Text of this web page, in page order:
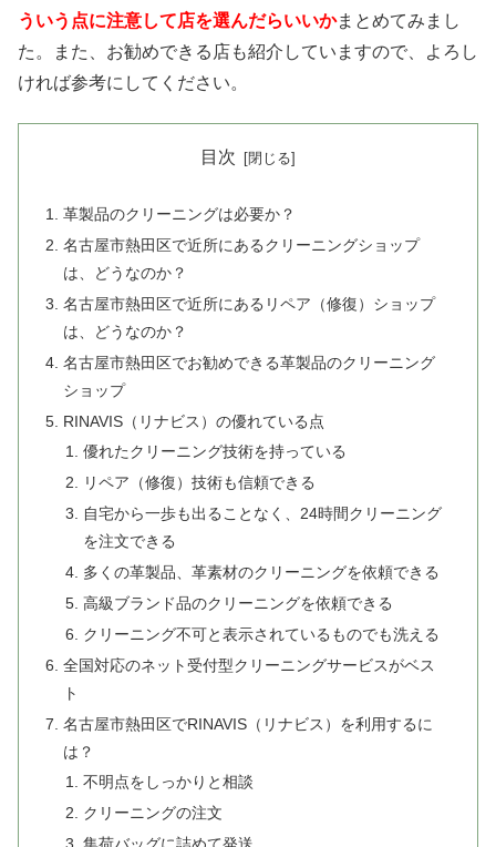
ういう点に注意して店を選んだらいいかまとめてみまし
た。また、お勧めできる店も紹介していますので、よろし
ければ参考にしてください。
目次
革製品のクリーニングは必要か？
名古屋市熱田区で近所にあるクリーニングショップ
は、どうなのか？
名古屋市熱田区で近所にあるリペア（修復）ショップ
は、どうなのか？
名古屋市熱田区でお勧めできる革製品のクリーニング
ショップ
RINAVIS（リナビス）の優れている点
優れたクリーニング技術を持っている
リペア（修復）技術も信頼できる
自宅から一歩も出ることなく、24時間クリーニング
を注文できる
多くの革製品、革素材のクリーニングを依頼できる
高級ブランド品のクリーニングを依頼できる
クリーニング不可と表示されているものでも洗える
全国対応のネット受付型クリーニングサービスがベス
ト
名古屋市熱田区でRINAVIS（リナビス）を利用するに
は？
不明点をしっかりと相談
クリーニングの注文